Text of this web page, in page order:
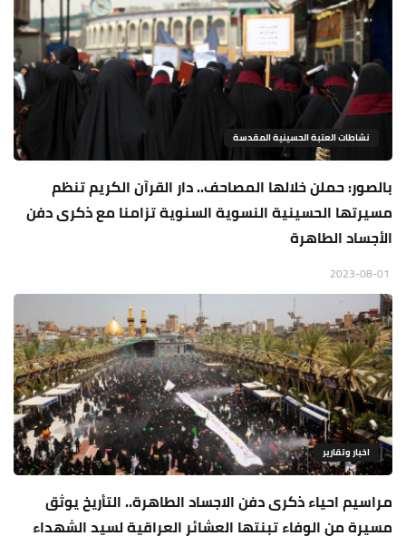
نشاطات العتبة الحسينية المقدسة
بالصور: حملن خلالها المصاحف.. دار القرآن الكريم تنظم
مسيرتها الحسينية النسوية السنوية تزامنا مع ذكرى دفن
الأجساد الطاهرة
اخبار وتقارير
مراسيم احياء ذكرى دفن الاجساد الطاهرة.. التأريخ يوثق
مسيرة من الوفاء تبنتها العشائر العراقية لسيد الشهداء